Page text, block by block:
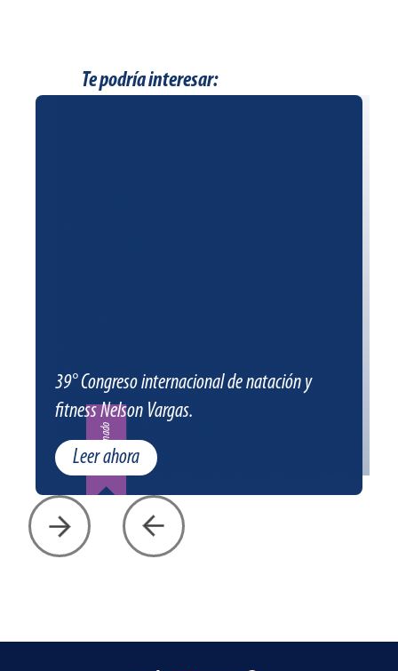
Te podría interesar:
Patrocinado
39° Congreso internacional de natación y
fitness Nelson Vargas.
Leer ahora